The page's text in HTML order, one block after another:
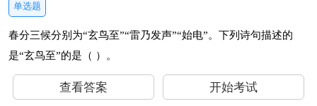
单选题
春分三候分别为“玄鸟至”“雷乃发声”“始电”。下列诗句描述的
是“玄鸟至”的是（ ）。
查看答案 开始考试